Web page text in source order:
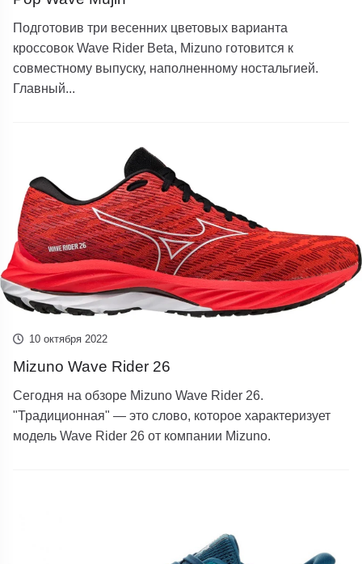
Подготовив три весенних цветовых варианта
кроссовок Wave Rider Beta, Mizuno готовится к
совместному выпуску, наполненному ностальгией.
Главный...
10 октября 2022
Mizuno Wave Rider 26
Сегодня на обзоре Mizuno Wave Rider 26.
"Традиционная" — это слово, которое характеризует
модель Wave Rider 26 от компании Mizuno.